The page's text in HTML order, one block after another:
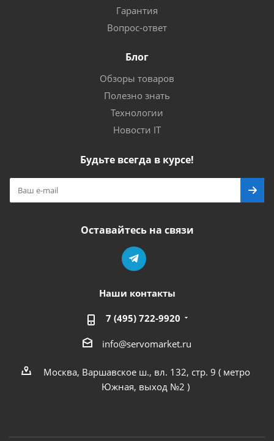
Гарантия
Вопрос-ответ
Блог
Обзоры товаров
Полезно знать
Технологии
Новости IT
Будьте всегда в курсе!
Оставайтесь на связи
Наши контакты
7 (495) 722-9920
info@servomarket.ru
Москва, Варшавское ш., вл. 132, стр. 9 ( метро
Южная, выход №2 )